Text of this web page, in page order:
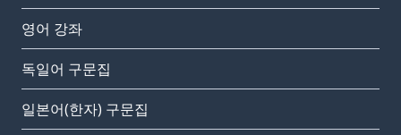
영어 강좌
독일어 구문집
일본어(한자) 구문집